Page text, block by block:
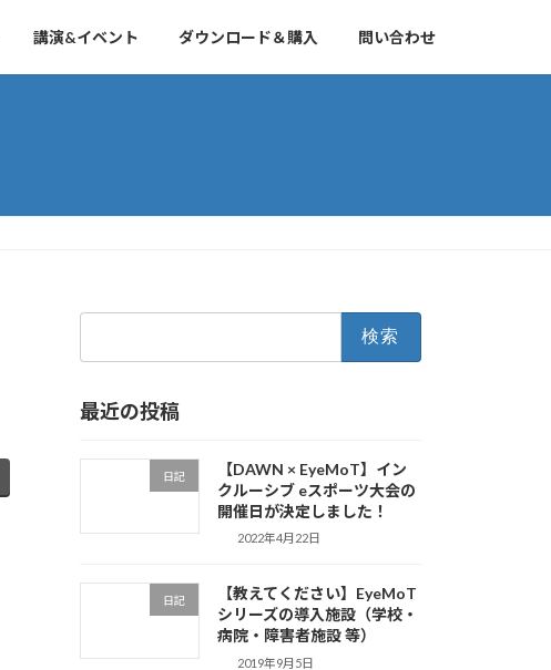
講演&イベント ダウンロード＆購入 問い合わせ
最近の投稿
日記
【DAWN × EyeMoT】イン
クルーシブ eスポーツ大会の
開催日が決定しました！
2022年4月22日
日記
【教えてください】EyeMoT
シリーズの導入施設（学校・
病院・障害者施設 等）
2019年9月5日